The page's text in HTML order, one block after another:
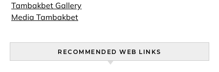
Tambakbet Gallery
Media Tambakbet
RECOMMENDED WEB LINKS